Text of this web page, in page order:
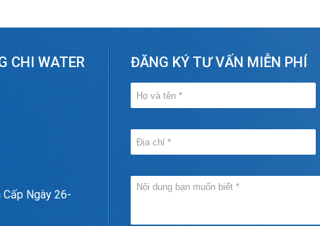
CHI WATER
Ngày 26-
ĐĂNG KÝ TƯ VẤN MIỄN PHÍ